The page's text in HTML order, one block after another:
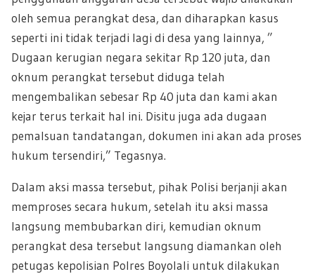
oleh semua perangkat desa, dan diharapkan kasus
seperti ini tidak terjadi lagi di desa yang lainnya, ”
Dugaan kerugian negara sekitar Rp 120 juta, dan
oknum perangkat tersebut diduga telah
mengembalikan sebesar Rp 40 juta dan kami akan
kejar terus terkait hal ini. Disitu juga ada dugaan
pemalsuan tandatangan, dokumen ini akan ada proses
hukum tersendiri,” Tegasnya.
Dalam aksi massa tersebut, pihak Polisi berjanji akan
memproses secara hukum, setelah itu aksi massa
langsung membubarkan diri, kemudian oknum
perangkat desa tersebut langsung diamankan oleh
petugas kepolisian Polres Boyolali untuk dilakukan